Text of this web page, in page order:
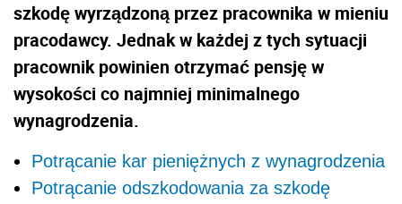
szkodę wyrządzoną przez pracownika w mieniu
pracodawcy. Jednak w każdej z tych sytuacji
pracownik powinien otrzymać pensję w
wysokości co najmniej minimalnego
wynagrodzenia.
Potrącanie kar pieniężnych z wynagrodzenia
Potrącanie odszkodowania za szkodę